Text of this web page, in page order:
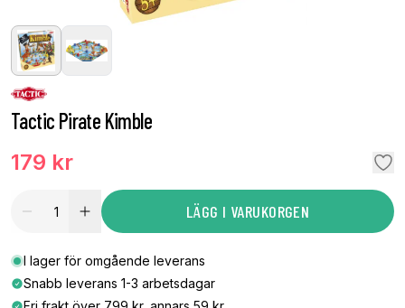
Tactic Pirate Kimble
179 kr
LÄGG I VARUKORGEN
I lager för omgående leverans
Snabb leverans 1-3 arbetsdagar